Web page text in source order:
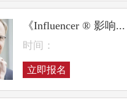
《Influencer ® 影响...
时间：
立即报名